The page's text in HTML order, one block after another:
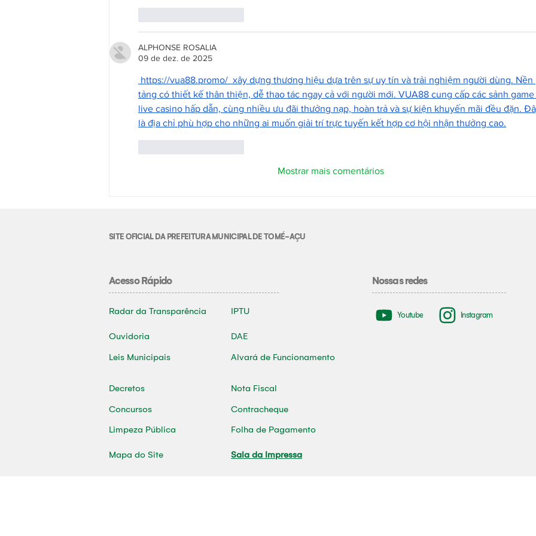
ALPHONSE ROSALIA
09 de dez. de 2025
https://vua88.promo/ xây dựng thương hiệu dựa trên sự uy tín và trải nghiệm người dùng. Nền
tảng có thiết kế thân thiện, dễ thao tác ngay cả với người mới. VUA88 cung cấp các sảnh game
live casino hấp dẫn, cùng nhiều ưu đãi thưởng nạp, hoàn trả và sự kiện khuyến mãi đều đặn.
là địa chỉ phù hợp cho những ai muốn giải trí trực tuyến kết hợp cơ hội nhận thưởng cao.
Mostrar mais comentários
SITE OFICIAL DA PREFEITURA MUNICIPAL DE TOMÉ-AÇU
Acesso Rápido
Radar da Transparência
Ouvidoria
Leis Municipais
Decretos
Concursos
Limpeza Pública
Mapa do Site
IPTU
DAE
Alvará de Funcionamento
Nota Fiscal
Contracheque
Folha de Pagamento
Sala da Impressa
Nossas redes
Youtube Instagram